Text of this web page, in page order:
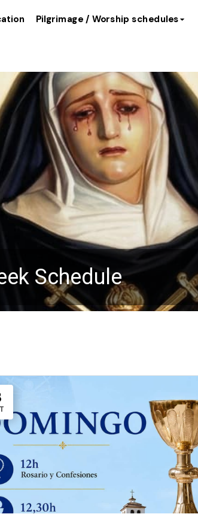
Pilgrimage / Worship schedules
Schedule